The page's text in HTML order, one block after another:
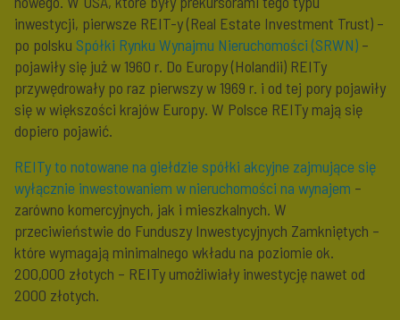
inwestycji, pierwsze REIT-y (Real Estate Investment Trust) –
po polsku Spółki Rynku Wynajmu Nieruchomości (SRWN) –
pojawiły się już w 1960 r. Do Europy (Holandii) REITy
przywędrowały po raz pierwszy w 1969 r. i od tej pory pojawiły
się w większości krajów Europy. W Polsce REITy mają się
dopiero pojawić.
REITy to notowane na giełdzie spółki akcyjne zajmujące się
wyłącznie inwestowaniem w nieruchomości na wynajem –
zarówno komercyjnych, jak i mieszkalnych. W
przeciwieństwie do Funduszy Inwestycyjnych Zamkniętych –
które wymagają minimalnego wkładu na poziomie ok.
200,000 złotych – REITy umożliwiały inwestycję nawet od
2000 złotych.